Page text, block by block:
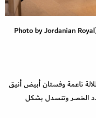
(Photo by Jordanian Royal
ناعمة وفستان أبيض أنيق
الخصر وتنسدل بشكل